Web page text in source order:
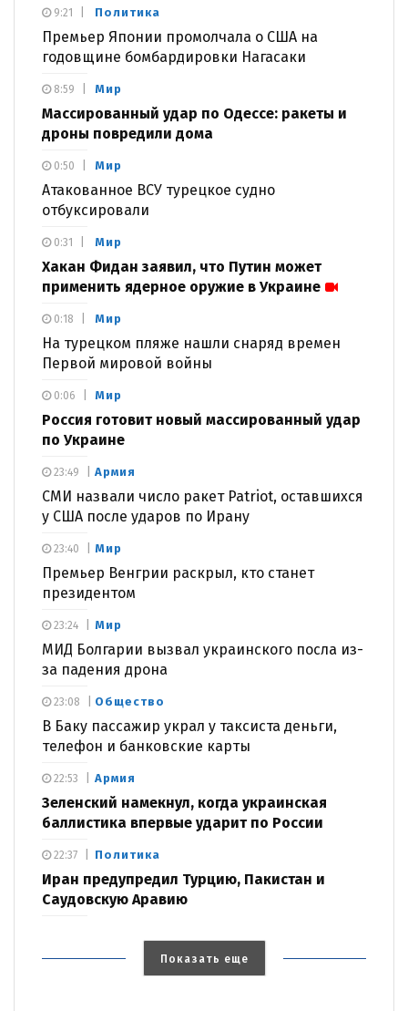
Политика
Премьер Японии промолчала о США на
годовщине бомбардировки Нагасаки
9:21
Мир
Массированный удар по Одессе: ракеты и
дроны повредили дома
8:59
Мир
Атакованное ВСУ турецкое судно
отбуксировали
0:50
Мир
Хакан Фидан заявил, что Путин может
применить ядерное оружие в Украине
0:31
Мир
На турецком пляже нашли снаряд времен
Первой мировой войны
0:18
Мир
Россия готовит новый массированный удар
по Украине
0:06
Армия
СМИ назвали число ракет Patriot, оставшихся
у США после ударов по Ирану
23:49
Мир
Премьер Венгрии раскрыл, кто станет
президентом
23:40
Мир
МИД Болгарии вызвал украинского посла из-
за падения дрона
23:24
Общество
В Баку пассажир украл у таксиста деньги,
телефон и банковские карты
23:08
Армия
Зеленский намекнул, когда украинская
баллистика впервые ударит по России
22:53
Политика
Иран предупредил Турцию, Пакистан и
Саудовскую Аравию
22:37
Показать еще